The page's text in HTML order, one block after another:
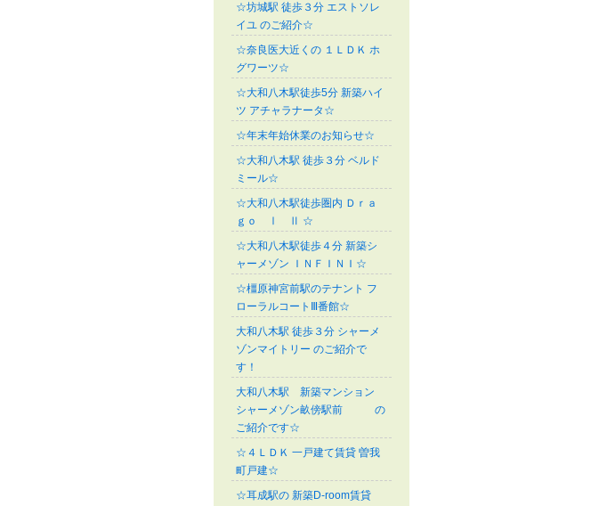
☆坊城駅 徒歩３分 エストソレ
イユ のご紹介☆
☆奈良医大近くの １ＬＤＫ ホ
グワーツ☆
☆大和八木駅徒歩5分 新築ハイ
ツ アチャラナータ☆
☆年末年始休業のお知らせ☆
☆大和八木駅 徒歩３分 ベルド
ミール☆
☆大和八木駅徒歩圏内 Ｄｒａ
ｇｏ Ⅰ Ⅱ ☆
☆大和八木駅徒歩４分 新築シ
ャーメゾン ＩＮＦＩＮＩ☆
☆橿原神宮前駅のテナント フ
ローラルコートⅢ番館☆
大和八木駅 徒歩３分 シャーメ
ゾンマイトリー のご紹介で
す！
大和八木駅 新築マンション
シャーメゾン畝傍駅前 の
ご紹介です☆
☆４ＬＤＫ 一戸建て賃貸 曽我
町戸建☆
☆耳成駅の 新築D-room賃貸